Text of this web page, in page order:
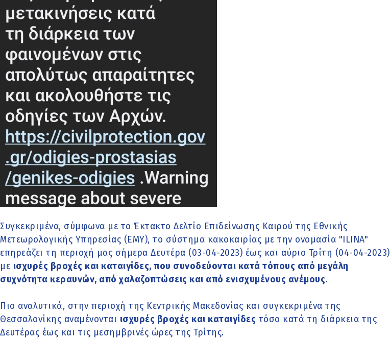
Συγκεκριμένα, σύμφωνα με το Έκτακτο Δελτίο Επιδείνωσης Καιρού της Εθνικής
Μετεωρολογικής Υπηρεσίας (ΕΜΥ), το σύστημα κακοκαιρίας με την ονομασία "ILINA"
επηρεάζει τη περιοχή μας σήμερα Δευτέρα (03-04-2023) έως και αύριο Τρίτη (04-04-2023)
με ισχυρές βροχές και καταιγίδες, που συνοδεύονται κατά τόπους από μεγάλη
συχνότητα κεραυνών, από χαλαζοπτώσεις και από ενισχυμένους ανέμους.
Πιο αναλυτικά, στην περιοχή της Κεντρικής Μακεδονίας και συγκεκριμένα της
Θεσσαλονίκης αναμένονται ισχυρές βροχές και καταιγίδες τόσο κατά τη διάρκεια της
Δευτέρας έως και τις μεσημβρινές ώρες της Τρίτης.